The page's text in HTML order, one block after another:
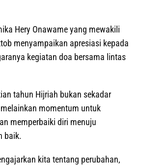
Hery Onawame yang mewakili
menyampaikan apresiasi kepada
kegiatan doa bersama lintas
tahun Hijriah bukan sekadar
momentum untuk
memperbaiki diri menuju
baik.
kita tentang perubahan,